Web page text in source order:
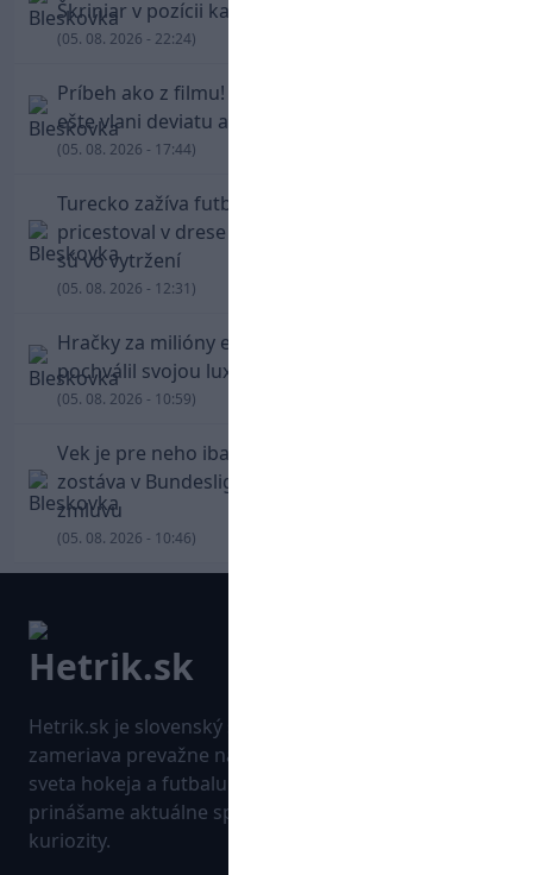
Škriniar v pozícii kapitána potiahol Fenerbahce
(05. 08. 2026 - 22:24)
Príbeh ako z filmu! Hrdina Slovana Kianga hral
ešte vlani deviatu anglickú ligu
(05. 08. 2026 - 17:44)
Turecko zažíva futbalové šialenstvo! Salah
pricestoval v drese Trabzonsporu, fanúšikovia
sú vo vytržení
(05. 08. 2026 - 12:31)
Hračky za milióny eur! Cristiano Ronaldo sa
pochválil svojou luxusnou zbierkou áut
(05. 08. 2026 - 10:59)
Vek je pre neho iba číslo! Štyridsaťročný Džeko
zostáva v Bundeslige, so Schalke predĺžil
zmluvu
(05. 08. 2026 - 10:46)
Hetrik.sk je slovenský športový portál, ktorý sa
zameriava prevažne na najnovšie informácie zo
sveta hokeja a futbalu. Pravidelne na dennej báze
prinášame aktuálne správy, góly, zaujímavosti a
kuriozity.